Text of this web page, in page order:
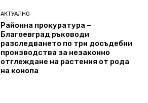
АКТУАЛНО
Районна прокуратура –
Благоевград ръководи
разследването по три досъдебни
производства за незаконно
отглеждане на растения от рода
на конопа